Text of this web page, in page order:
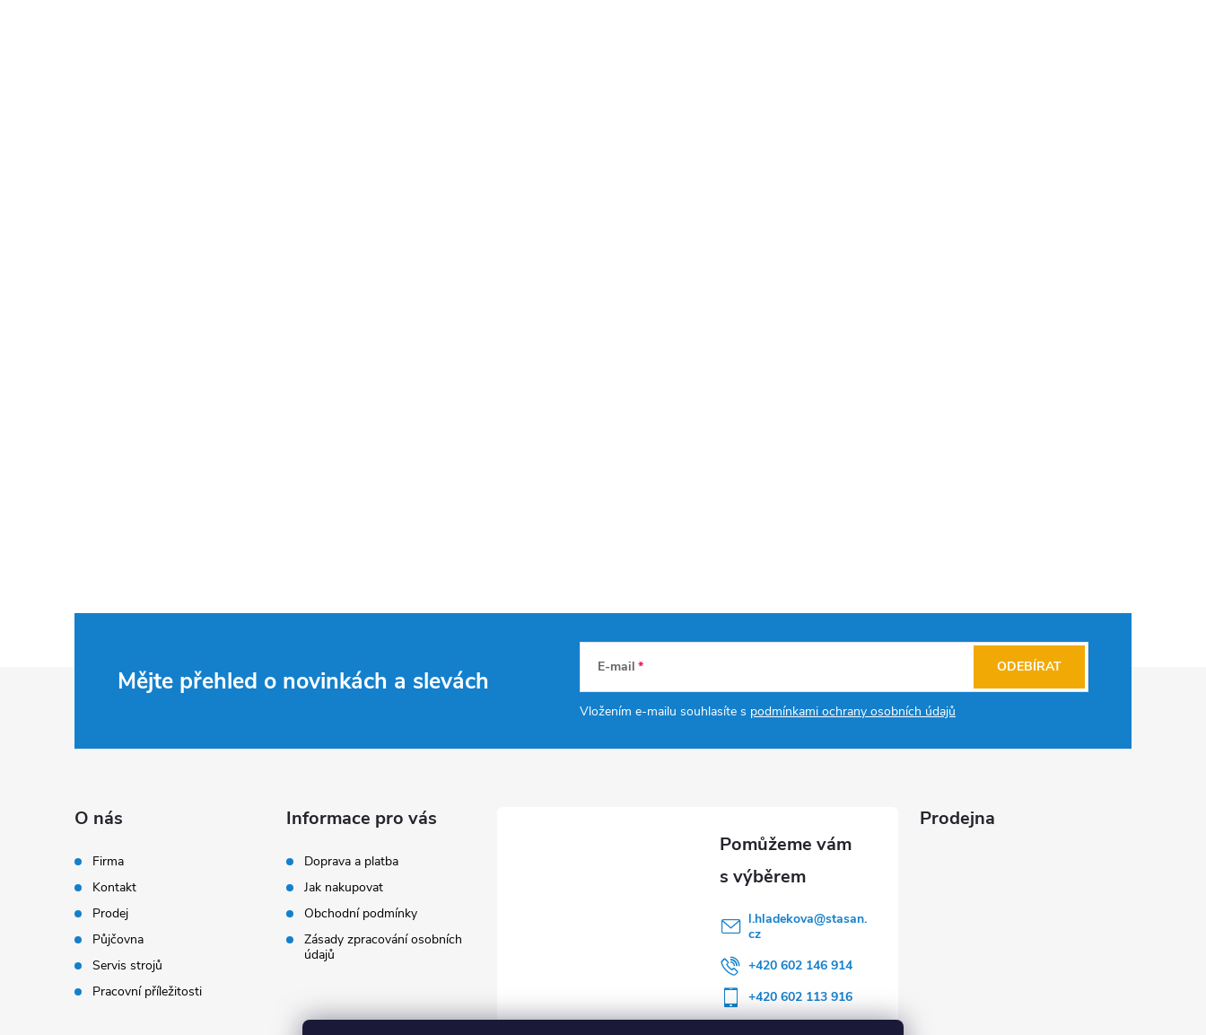
Mějte přehled o novinkách a slevách E-mail
Vložením e-mailu souhlasíte s podmínkami ochrany osobních údajů
ODEBÍRAT
O nás
Firma
Kontakt
Prodej
Půjčovna
Servis strojů
Pracovní příležitosti
Informace pro vás
Doprava a platba
Jak nakupovat
Obchodní podmínky
Zásady zpracování osobních
údajů
l.hladekova@stasan.
cz
+420 602 146 914
+420 602 113 916
Prodejna